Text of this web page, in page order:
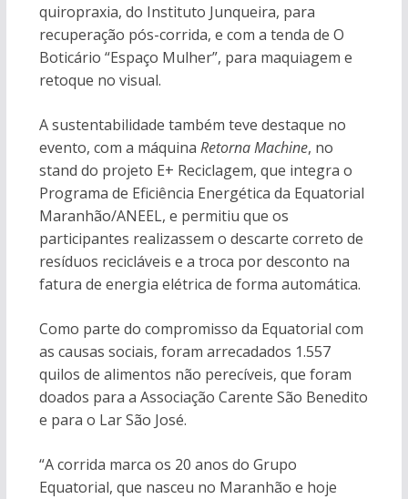
quiropraxia, do Instituto Junqueira, para
recuperação pós-corrida, e com a tenda de O
Boticário “Espaço Mulher”, para maquiagem e
retoque no visual.
A sustentabilidade também teve destaque no
evento, com a máquina Retorna Machine, no
stand do projeto E+ Reciclagem, que integra o
Programa de Eficiência Energética da Equatorial
Maranhão/ANEEL, e permitiu que os
participantes realizassem o descarte correto de
resíduos recicláveis e a troca por desconto na
fatura de energia elétrica de forma automática.
Como parte do compromisso da Equatorial com
as causas sociais, foram arrecadados 1.557
quilos de alimentos não perecíveis, que foram
doados para a Associação Carente São Benedito
e para o Lar São José.
“A corrida marca os 20 anos do Grupo
Equatorial, que nasceu no Maranhão e hoje